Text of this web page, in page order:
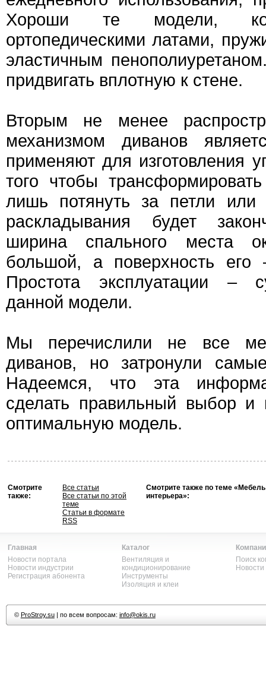
Хороши те модели,
ортопедическими латами,
эластичным
придвигать вплотную к стене.
Вторым не менее
механизмом диванов
применяют для изготовления
того чтобы
лишь потянуть за петли
раскладывания будет
ширина спального места
большой, а поверхность его
Простота эксплуатации –
данной модели.
Мы перечислили не все
диванов, но затронули
Надеемся, что эта
сделать правильный выбор и
оптимальную модель.
Смотрите
также:
Все статьи
Все статьи по этой
теме
Статьи в формате
RSS
Смотрите также по теме
интерьера»:
Главная
Новости портала
Новости индустрии
Регистрация абонента
Каталог
Вентиляция и
кондиционирование
Инструменты
Изоляция и клеи
Поиск
© ProStroy.su| по всем вопросам: info@okis.ru